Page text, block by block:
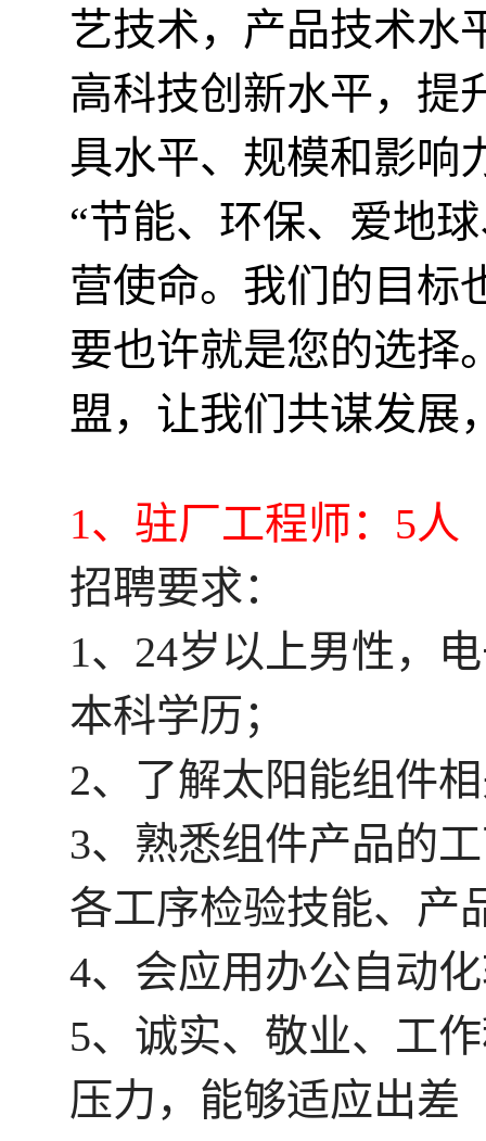
艺技术，产品技术水
高科技创新水平，提
具水平、规模和影响
“节能、环保、爱地
营使命。我们的目标
要也许就是您的选择
盟，让我们共谋发展
1、驻厂工程师：5人
招聘要求：
1、24岁以上男性，
本科学历；
2、了解太阳能组件
3、熟悉组件产品的
各工序检验技能、产
4、会应用办公自动
5、诚实、敬业、工
压力，能够适应出差